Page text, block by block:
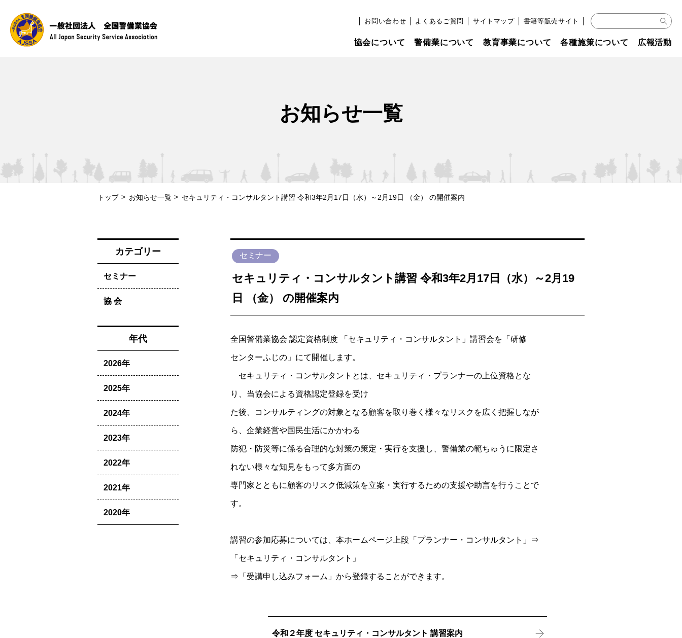
お問い合わせ よくあるご質問 サイトマップ 書籍等販売サイト
協会について 警備業について 教育事業について 各種施策について 広報活動
お知らせ一覧
トップ お知らせ一覧 セキュリティ・コンサルタント講習 令和3年2月17日（水）～2月19日 （金） の開催案内
セミナー
セキュリティ・コンサルタント講習 令和3年2月17日（水）～2月19
日 （金） の開催案内
全国警備業協会 認定資格制度 「セキュリティ・コンサルタント」講習会を「研修
センターふじの」にて開催します。
セキュリティ・コンサルタントとは、セキュリティ・プランナーの上位資格とな
り、当協会による資格認定登録を受け
た後、コンサルティングの対象となる顧客を取り巻く様々なリスクを広く把握しなが
ら、企業経営や国民生活にかかわる
防犯・防災等に係る合理的な対策の策定・実行を支援し、警備業の範ちゅうに限定さ
れない様々な知見をもって多方面の
専門家とともに顧客のリスク低減策を立案・実行するための支援や助言を行うことで
す。
講習の参加応募については、本ホームページ上段「プランナー・コンサルタント」⇒
「セキュリティ・コンサルタント」
⇒「受講申し込みフォーム」から登録することができます。
令和２年度 セキュリティ・コンサルタント 講習案内
カテゴリー
セミナー
協 会
年代
2026年
2025年
2024年
2023年
2022年
2021年
2020年